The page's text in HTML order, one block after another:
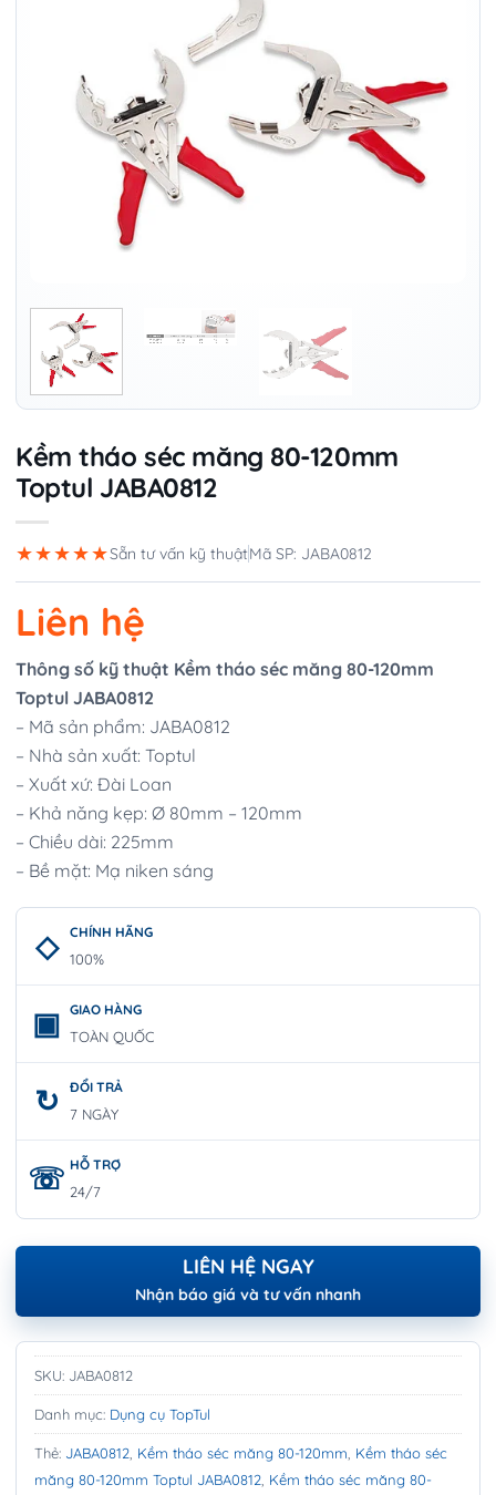
Kềm tháo séc măng 80-120mm
Toptul JABA0812
★★★★★Sẵn tư vấn kỹ thuậtMã SP: JABA0812
Liên hệ
Thông số kỹ thuật Kềm tháo séc măng 80-120mm
Toptul JABA0812
– Mã sản phẩm: JABA0812
– Nhà sản xuất: Toptul
– Xuất xứ: Đài Loan
– Khả năng kẹp: Ø 80mm – 120mm
– Chiều dài: 225mm
– Bề mặt: Mạ niken sáng
CHÍNH HÃNG
100%
GIAO HÀNG
TOÀN QUỐC
ĐỔI TRẢ
7 NGÀY
HỖ TRỢ
24/7
LIÊN HỆ NGAY
Nhận báo giá và tư vấn nhanh
SKU: JABA0812
Danh mục: Dụng cụ TopTul
Thẻ: JABA0812 Kềm tháo séc măng 80-120mm Kềm tháo séc
măng 80-120mm Toptul JABA0812 Kềm tháo séc măng 80-